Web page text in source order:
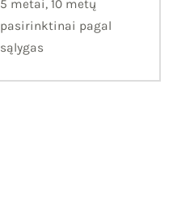
5 metai, 10 metų
pasirinktinai pagal
sąlygas